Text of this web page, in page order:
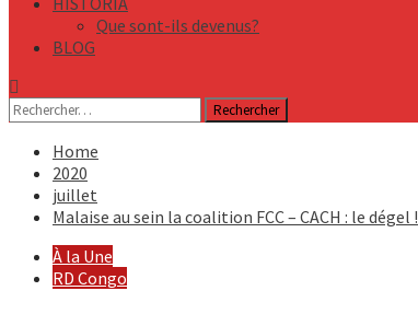
Que sont-ils devenus?
BLOG
Rechercher :
Home
2020
juillet
Malaise au sein la coalition FCC – CACH : le dégel !
À la Une
RD Congo